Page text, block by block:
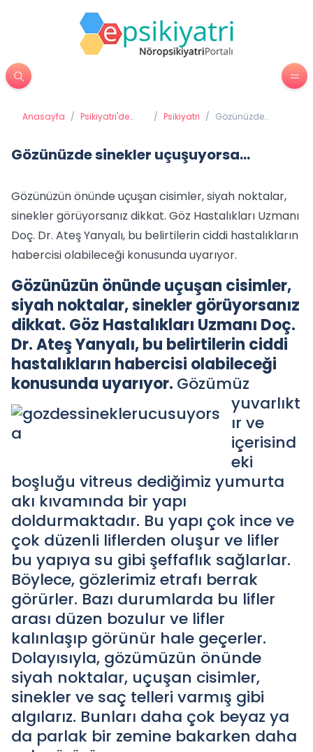
Anasayfa / Psikiyatri'de
/ Psikiyatri / Gözünüzde
Gözünüzde sinekler uçuşuyorsa...
Gözünüzün önünde uçuşan cisimler, siyah noktalar,
sinekler görüyorsanız dikkat. Göz Hastalıkları Uzmanı
Doç. Dr. Ateş Yanyalı, bu belirtilerin ciddi hastalıkların
habercisi olabileceği konusunda uyarıyor.
Gözünüzün önünde uçuşan cisimler,
siyah noktalar, sinekler görüyorsanız
dikkat. Göz Hastalıkları Uzmanı Doç.
Dr. Ateş Yanyalı, bu belirtilerin ciddi
hastalıkların habercisi olabileceği
konusunda uyarıyor. Gözümüz
yuvarlıkt
ır ve
içerisind
eki
boşluğu vitreus dediğimiz yumurta
akı kıvamında bir yapı
doldurmaktadır. Bu yapı çok ince ve
çok düzenli liflerden oluşur ve lifler
bu yapıya su gibi şeffaflık sağlarlar.
Böylece, gözlerimiz etrafı berrak
görürler. Bazı durumlarda bu lifler
arası düzen bozulur ve lifler
kalınlaşıp görünür hale geçerler.
Dolayısıyla, gözümüzün önünde
siyah noktalar, uçuşan cisimler,
sinekler ve saç telleri varmış gibi
algılarız. Bunları daha çok beyaz ya
da parlak bir zemine bakarken daha